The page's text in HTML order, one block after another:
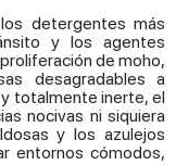
detergentes más
y los agentes
de moho,
desagradables a
totalmente inerte, el
nocivas ni siquiera
y los azulejos
entornos cómodos,